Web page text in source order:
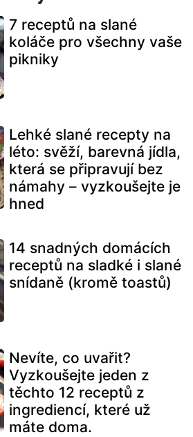
7 receptů na slané
koláče pro všechny vaše
pikniky
Lehké slané recepty na
léto: svěží, barevná jídla,
která se připravují bez
námahy – vyzkoušejte je
hned
14 snadných domácích
receptů na sladké i slané
snídaně (kromě toastů)
Nevíte, co uvařit?
Vyzkoušejte jeden z
těchto 12 receptů z
ingrediencí, které už
máte doma.